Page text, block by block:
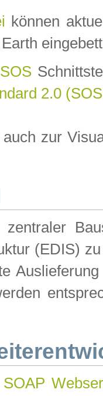
können
2.0
auch zur
(EDIS)